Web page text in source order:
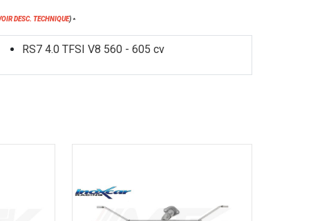
DESC. TECHNIQUE) *
RS7 4.0 TFSI V8 560 - 605 cv